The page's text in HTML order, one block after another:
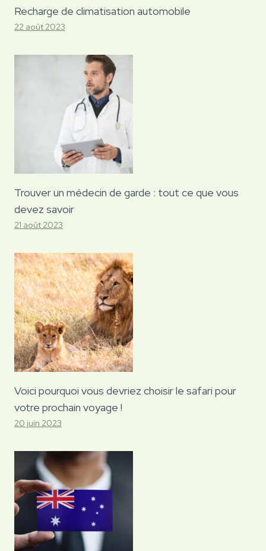
Recharge de climatisation automobile
22 août 2023
Trouver un médecin de garde : tout ce que vous
devez savoir
21 août 2023
Voici pourquoi vous devriez choisir le safari pour
votre prochain voyage !
20 juin 2023